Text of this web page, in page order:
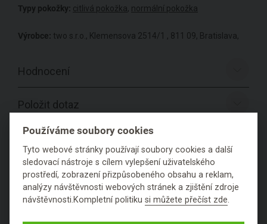
Typy pokožky: citlivá pokožka, normální pokožka
Výrobce: two s.r.o., Klemensova 2514/1 , 811 09, Bratislava,
Hodnocení
Položit dotaz
PODROBNÉ SLOŽENÍ
PRODUKTU
Používáme soubory cookies
Tyto webové stránky používají soubory cookies a další
sledovací nástroje s cílem vylepšení uživatelského
prostředí, zobrazení přizpůsobeného obsahu a reklam,
analýzy návštěvnosti webových stránek a zjištění zdroje
návštěvnosti.Kompletní politikusi můžete přečíst zde.